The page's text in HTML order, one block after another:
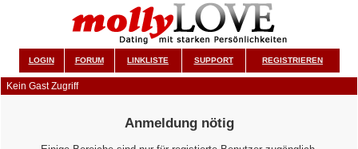
LOGIN FORUM LINKLISTE SUPPORT REGISTRIEREN
Kein Gast Zugriff
Anmeldung nötig